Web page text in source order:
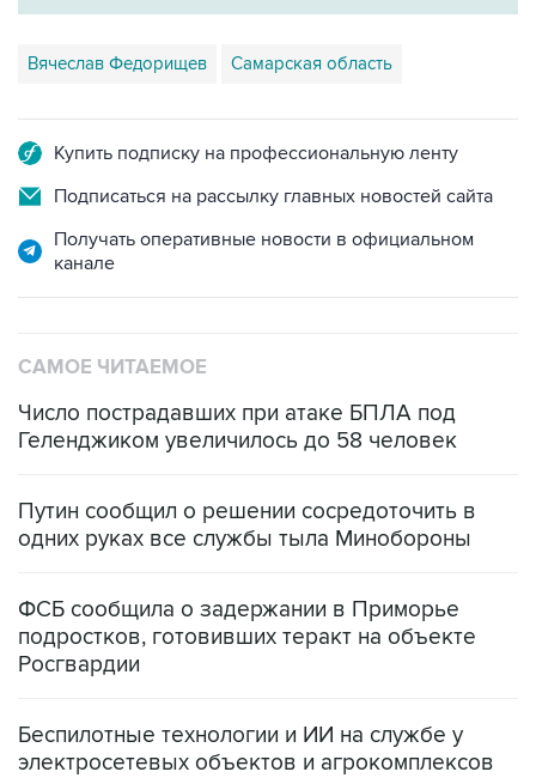
Вячеслав Федорищев Самарская область
Купить подписку на профессиональную ленту
Подписаться на рассылку главных новостей сайта
Получать оперативные новости в официальном
канале
САМОЕ ЧИТАЕМОЕ
Число пострадавших при атаке БПЛА под
Геленджиком увеличилось до 58 человек
Путин сообщил о решении сосредоточить в
одних руках все службы тыла Минобороны
ФСБ сообщила о задержании в Приморье
подростков, готовивших теракт на объекте
Росгвардии
Беспилотные технологии и ИИ на службе у
электросетевых объектов и агрокомплексов